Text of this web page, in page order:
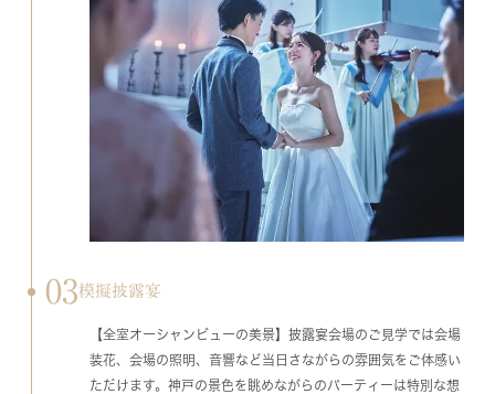
03模擬披露宴
【全室オーシャンビューの美景】披露宴会場のご見学では会場
装花、会場の照明、音響など当日さながらの雰囲気をご体感い
ただけます。神戸の景色を眺めながらのパーティーは特別な想